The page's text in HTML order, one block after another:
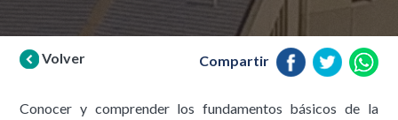
Volver Compartir
Conocer y comprender los fundamentos básicos de la